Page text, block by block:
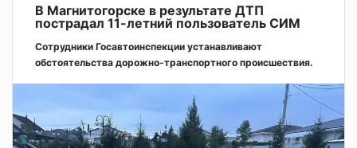
В Магнитогорске в результате ДТП
пострадал 11-летний пользователь СИМ
Сотрудники Госавтоинспекции устанавливают
обстоятельства дорожно-транспортного происшествия.